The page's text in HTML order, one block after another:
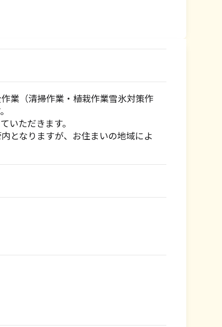
業（清掃作業・植栽作業雪氷対策作
いただきます。
となりますが、お住まいの地域によ